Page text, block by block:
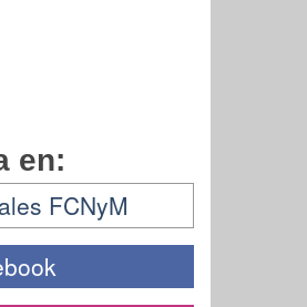
en:
FCNyM